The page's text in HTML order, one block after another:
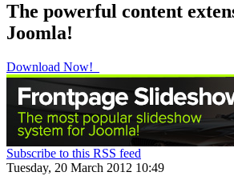
The powerful content
Joomla!
Download Now!
Subscribe to this RSS feed
Tuesday, 20 March 2012 10:49